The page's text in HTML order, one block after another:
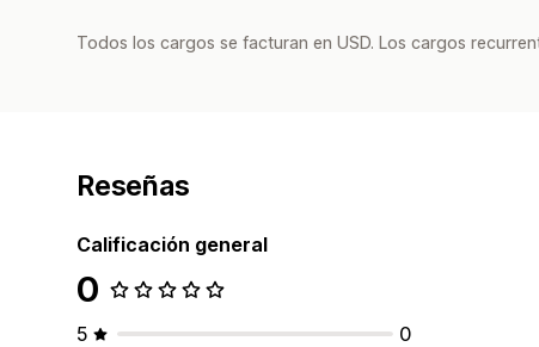
Todos los cargos se facturan en USD. Los cargos
Reseñas
Calificación general
0
5
0